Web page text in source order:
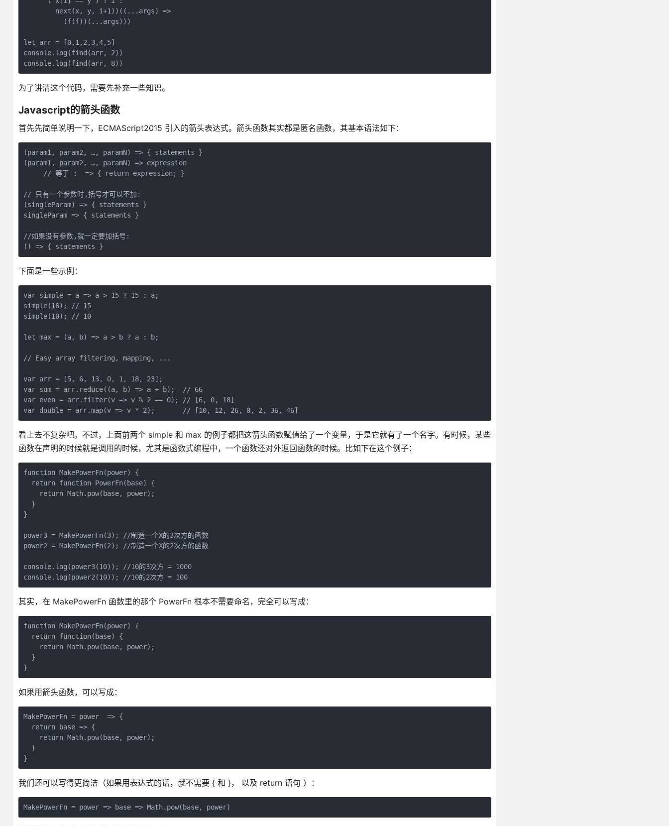
        next(x, y, i+1))((...args) =>
          (f(f))(...args)))
let arr = [0,1,2,3,4,5]
console.log(find(arr, 2))
console.log(find(arr, 8))
为了讲清这个代码，需要先补充一些知识。
Javascript的箭头函数
首先先简单说明一下，ECMAScript2015 引入的箭头表达式。箭头函数其实都是匿名函数，其基本语法如下：
(param1, param2, …, paramN) => { statements }
(param1, param2, …, paramN) => expression
     // 等于 :  => { return expression; }
// 只有一个参数时,括号才可以不加:
(singleParam) => { statements }
singleParam => { statements }
//如果没有参数,就一定要加括号:
() => { statements }
下面是一些示例：
var simple = a => a > 15 ? 15 : a;
simple(16); // 15
simple(10); // 10
let max = (a, b) => a > b ? a : b;
// Easy array filtering, mapping, ...
var arr = [5, 6, 13, 0, 1, 18, 23];
var sum = arr.reduce((a, b) => a + b);  // 66
var even = arr.filter(v => v % 2 == 0); // [6, 0, 18]
var double = arr.map(v => v * 2);       // [10, 12, 26, 0, 2, 36, 46]
看上去不复杂吧。不过，上面前两个 simple 和 max 的例子都把这箭头函数赋值给了一个变量，于是它就有了一个名字。有时候，某些
函数在声明的时候就是调用的时候，尤其是函数式编程中，一个函数还对外返回函数的时候。比如下在这个例子：
function MakePowerFn(power) {
  return function PowerFn(base) {
    return Math.pow(base, power);
  }
}
power3 = MakePowerFn(3); //制造一个X的3次方的函数
power2 = MakePowerFn(2); //制造一个X的2次方的函数
console.log(power3(10)); //10的3次方 = 1000
console.log(power2(10)); //10的2次方 = 100
其实，在 MakePowerFn 函数里的那个 PowerFn 根本不需要命名，完全可以写成：
function MakePowerFn(power) {
  return function(base) {
    return Math.pow(base, power);
  }
}
如果用箭头函数，可以写成：
MakePowerFn = power  => {
  return base => {
    return Math.pow(base, power);
  }
}
我们还可以写得更简洁（如果用表达式的话，就不需要 { 和 }， 以及 return 语句 ）：
MakePowerFn = power => base => Math.pow(base, power)